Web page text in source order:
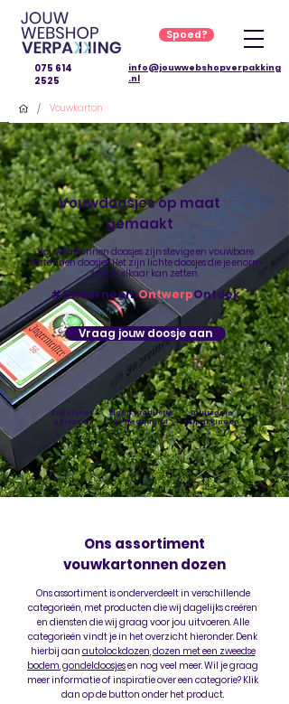
info@jouwwebshopverpakking
.nl
075 614
2525
Spoed?
/ Vouwkarton
Duurzame
verpakkingen
Eigen productie
in Nederland
Supersnel
geleverd
Vouwdoosjes op maat
gemaakt
Vouwkartonnen doosjes zijn stevige en vouwbare
kartonnen doosjes. Het zijn lichte doosjes die je enorm
snel in elkaar kan zetten.
#OnderneemOntwerpOntdek
Vraag jouw doosje aan
Ons assortiment
vouwkartonnen dozen
Ons assortiment is onderverdeelt in verschillende
categorieën, met producten die wij dagelijks creëren
en diensten die wij graag voor jou uitvoeren. Alle
categorieën vindt je in het overzicht hieronder. Denk
hierbij aan autolockdozen,dozen met een zweedse
bodem,gondeldoosjesen nog veel meer. Wil je graag
meer informatie of inspiratie over een categorie? Klik
dan op de button onder het product.